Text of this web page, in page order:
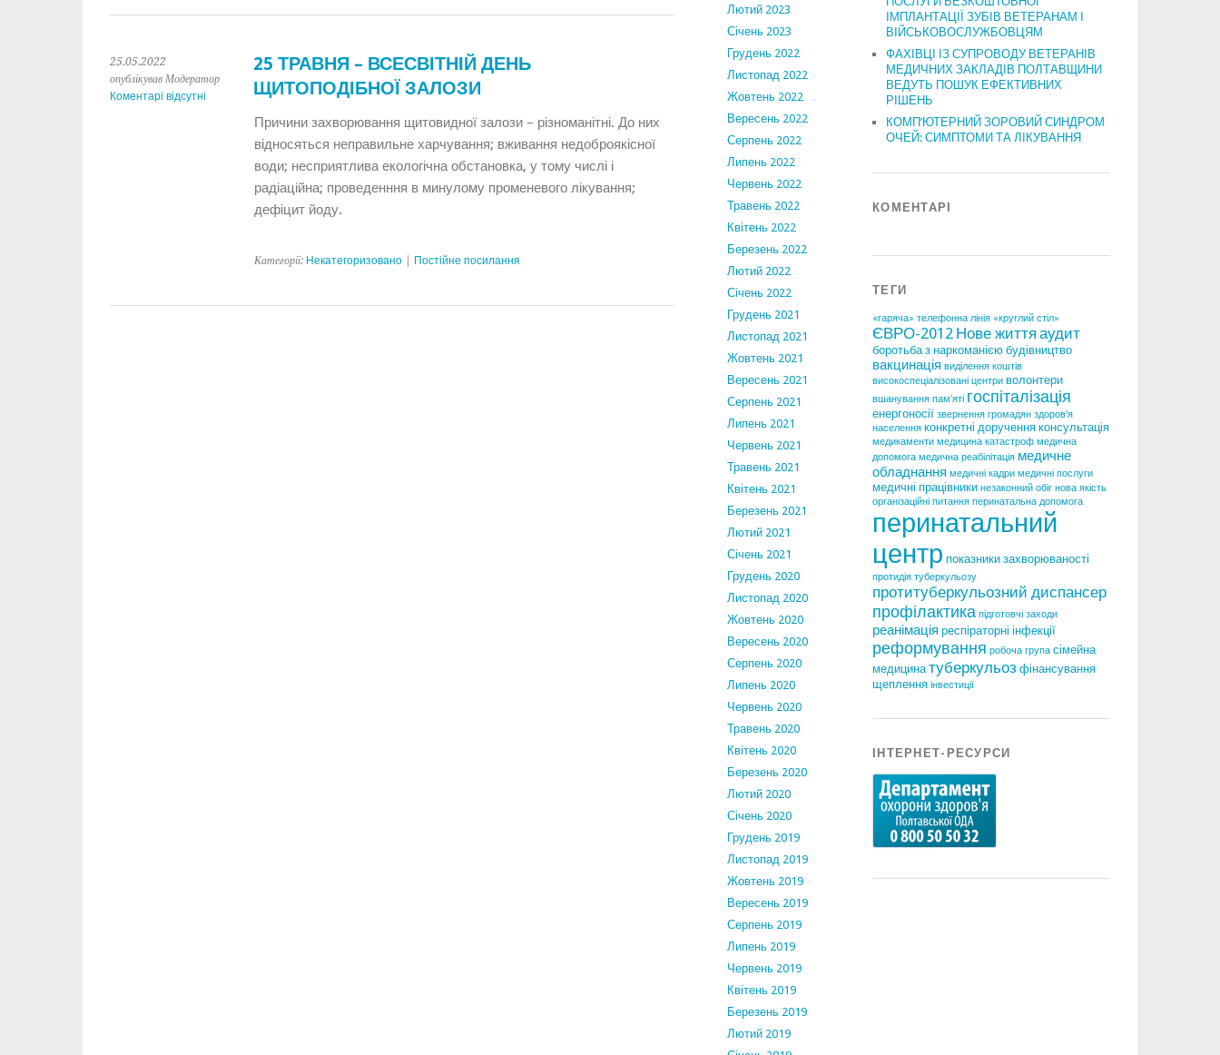
25.05.2022
опублікував Модератор
Коментарі відсутні
25 ТРАВНЯ – ВСЕСВІТНІЙ ДЕНЬ
ЩИТОПОДІБНОЇ ЗАЛОЗИ
Причини захворювання щитовидної залози – різноманітні. До них
відносяться неправильне харчування; вживання недоброякісної
води; несприятлива екологічна обстановка, у тому числі і
радіаційна; проведенння в минулому променевого лікування;
дефіцит йоду.
Категорії: Некатегоризовано| Постійне посилання
Лютий 2023
Січень 2023
Грудень 2022
Листопад 2022
Жовтень 2022
Вересень 2022
Серпень 2022
Липень 2022
Червень 2022
Травень 2022
Квітень 2022
Березень 2022
Лютий 2022
Січень 2022
Грудень 2021
Листопад 2021
Жовтень 2021
Вересень 2021
Серпень 2021
Липень 2021
Червень 2021
Травень 2021
Квітень 2021
Березень 2021
Лютий 2021
Січень 2021
Грудень 2020
Листопад 2020
Жовтень 2020
Вересень 2020
Серпень 2020
Липень 2020
Червень 2020
Травень 2020
Квітень 2020
Березень 2020
Лютий 2020
Січень 2020
Грудень 2019
Листопад 2019
Жовтень 2019
Вересень 2019
Серпень 2019
Липень 2019
Червень 2019
Квітень 2019
Березень 2019
Лютий 2019
ІМПЛАНТАЦІЇ ЗУБІВ ВЕТЕРАНАМ І
ВІЙСЬКОВОСЛУЖБОВЦЯМ
ФАХІВЦІ ІЗ СУПРОВОДУ ВЕТЕРАНІВ
МЕДИЧНИХ ЗАКЛАДІВ ПОЛТАВЩИНИ
ВЕДУТЬ ПОШУК ЕФЕКТИВНИХ
РІШЕНЬ
КОМП’ЮТЕРНИЙ ЗОРОВИЙ СИНДРОМ
ОЧЕЙ: СИМПТОМИ ТА ЛІКУВАННЯ
КОМЕНТАРІ
ТЕГИ
«гаряча» телефонна лінія «круглий стіл»
ЄВРО-2012 Нове життя аудит
боротьба з наркоманією будівництво
вакцинація виділення коштів
високоспеціалізовані центри волонтери
вшанування пам'яті госпіталізація
енергоносії звернення громадян здоров'я
населення конкретні доручення консультація
медикаменти медицина катастроф медична
допомога медична реабілітація медичне
обладнання медичні кадри медичні послуги
медичні працівники незаконний обіг нова якість
організаційні питання перинатальна допомога
перинатальний
центр показники захворюваності
протидія туберкульозу
протитуберкульозний диспансер
профілактика підготовчі заходи
реанімація респіраторні інфекції
реформування робоча група сімейна
медицина туберкульоз фінансування
щеплення інвестиції
ІНТЕРНЕТ-РЕСУРСИ